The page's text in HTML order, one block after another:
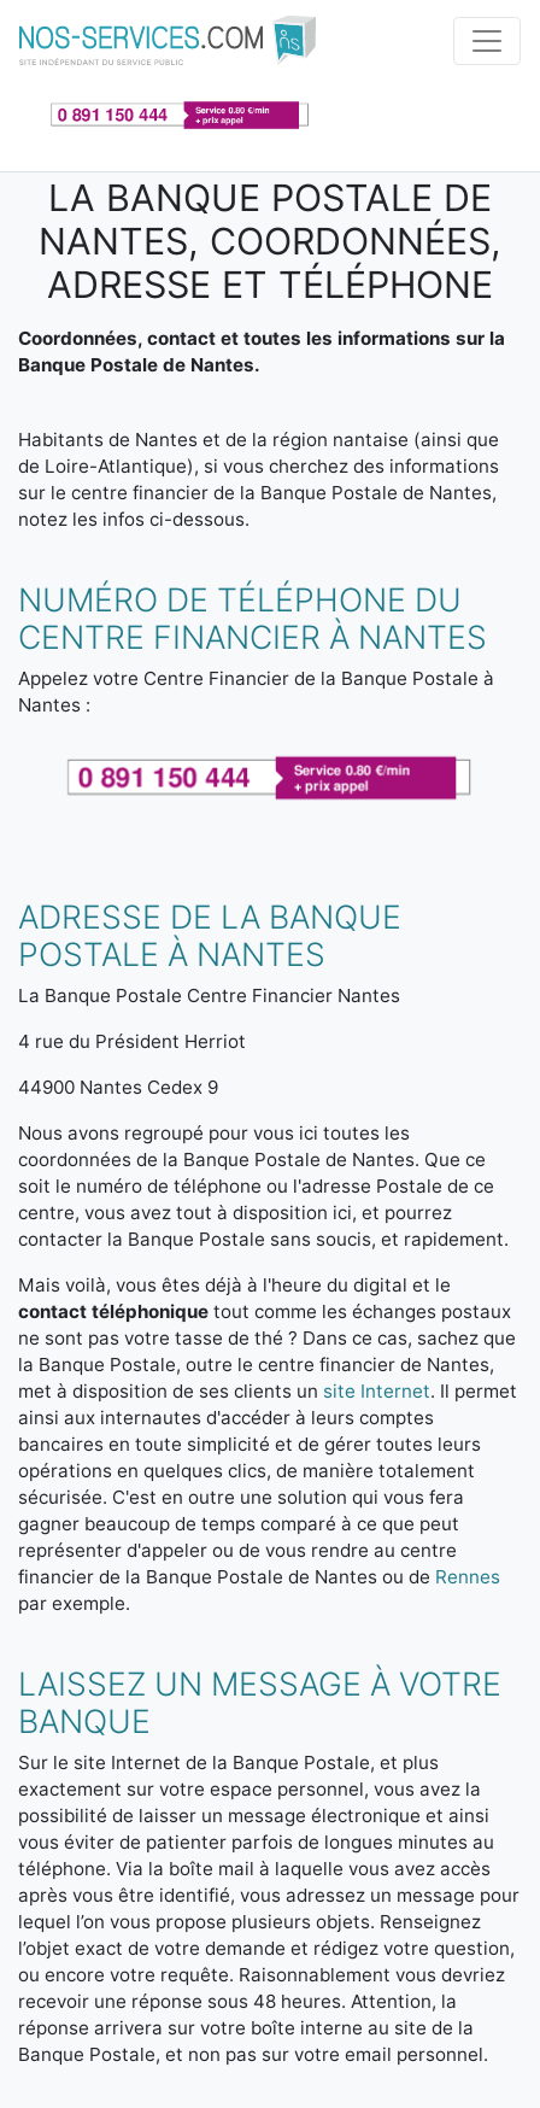
Aller au contenu principal
LA BANQUE POSTALE DE
NANTES, COORDONNÉES,
ADRESSE ET TÉLÉPHONE
Coordonnées, contact et toutes les informations sur la
Banque Postale de Nantes.
Habitants de Nantes et de la région nantaise (ainsi que
de Loire-Atlantique), si vous cherchez des informations
sur le centre financier de la Banque Postale de Nantes,
notez les infos ci-dessous.
NUMÉRO DE TÉLÉPHONE DU
CENTRE FINANCIER À NANTES
Appelez votre Centre Financier de la Banque Postale à
Nantes :
ADRESSE DE LA BANQUE
POSTALE À NANTES
La Banque Postale Centre Financier Nantes
4 rue du Président Herriot
44900 Nantes Cedex 9
Nous avons regroupé pour vous ici toutes les
coordonnées de la Banque Postale de Nantes. Que ce
soit le numéro de téléphone ou l'adresse Postale de ce
centre, vous avez tout à disposition ici, et pourrez
contacter la Banque Postale sans soucis, et rapidement.
Mais voilà, vous êtes déjà à l'heure du digital et le
contact téléphonique tout comme les échanges postaux
ne sont pas votre tasse de thé ? Dans ce cas, sachez que
la Banque Postale, outre le centre financier de Nantes,
met à disposition de ses clients un site Internet. Il permet
ainsi aux internautes d'accéder à leurs comptes
bancaires en toute simplicité et de gérer toutes leurs
opérations en quelques clics, de manière totalement
sécurisée. C'est en outre une solution qui vous fera
gagner beaucoup de temps comparé à ce que peut
représenter d'appeler ou de vous rendre au centre
financier de la Banque Postale de Nantes ou de Rennes
par exemple.
LAISSEZ UN MESSAGE À VOTRE
BANQUE
Sur le site Internet de la Banque Postale, et plus
exactement sur votre espace personnel, vous avez la
possibilité de laisser un message électronique et ainsi
vous éviter de patienter parfois de longues minutes au
téléphone. Via la boîte mail à laquelle vous avez accès
après vous être identifié, vous adressez un message pour
lequel l’on vous propose plusieurs objets. Renseignez
l’objet exact de votre demande et rédigez votre question,
ou encore votre requête. Raisonnablement vous devriez
recevoir une réponse sous 48 heures. Attention, la
réponse arrivera sur votre boîte interne au site de la
Banque Postale, et non pas sur votre email personnel.